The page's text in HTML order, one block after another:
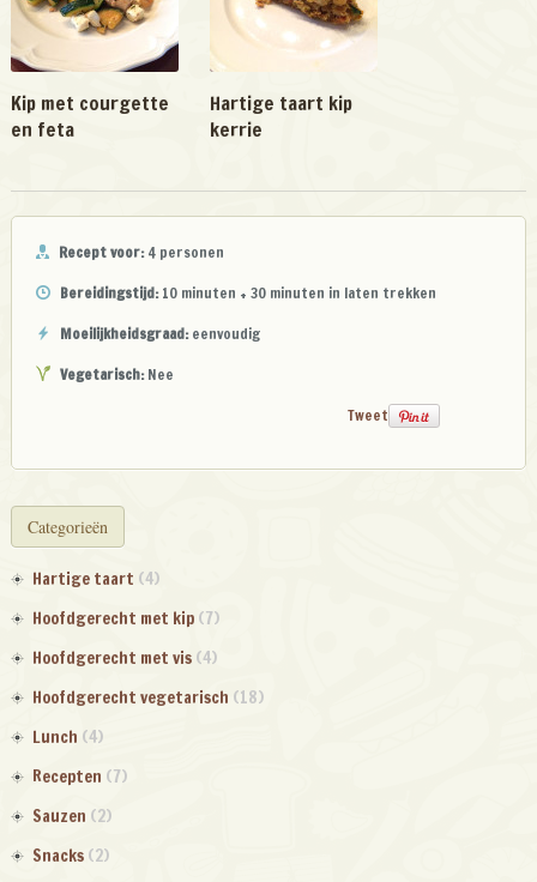
Kip met courgette
en feta
Hartige taart kip
kerrie
Recept voor:4 personen
Bereidingstijd:10 minuten + 30 minuten in laten trekken
Moeilijkheidsgraad:eenvoudig
Vegetarisch:Nee
Tweet
Categorieën
Hartige taart (4)
Hoofdgerecht met kip(7)
Hoofdgerecht met vis(4)
Hoofdgerecht vegetarisch (18)
Lunch (4)
Recepten (7)
Sauzen (2)
Snacks(2)